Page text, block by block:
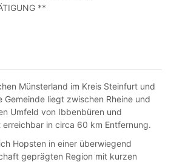
**
Münsterland im Kreis Steinfurt und
liegt zwischen Rheine und
Umfeld von Ibbenbüren und
in circa 60 km Entfernung.
Hopsten in einer überwiegend
geprägten Region mit kurzen